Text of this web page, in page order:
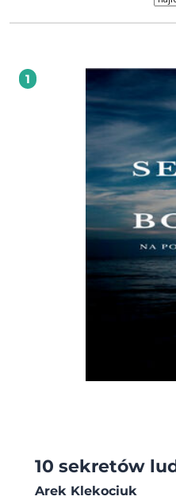
1
10 sekretów
Arek Klekociuk